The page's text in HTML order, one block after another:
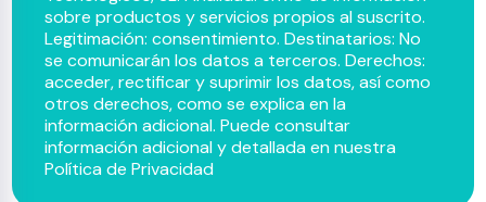
sobre productos y servicios propios al suscrito.
Legitimación: consentimiento. Destinatarios: No
se comunicarán los datos a terceros. Derechos:
acceder, rectificar y suprimir los datos, así como
otros derechos, como se explica en la
información adicional. Puede consultar
información adicional y detallada en nuestra
Política de Privacidad